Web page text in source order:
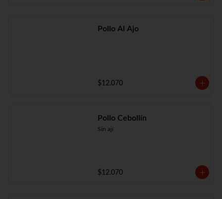
Pollo Al Ajo
$12.070
Pollo Cebollín
Sin ají
$12.070